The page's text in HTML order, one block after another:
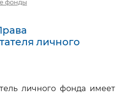
фонды
личного
личного фонда имеет